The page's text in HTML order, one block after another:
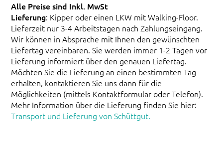
Alle Preise sind Inkl. MwSt
Lieferung: Kipper oder einen LKW mit Walking-Floor.
Lieferzeit nur 3-4 Arbeitstagen nach Zahlungseingang.
Wir können in Absprache mit Ihnen den gewünschten
Liefertag vereinbaren. Sie werden immer 1-2 Tagen vor
Lieferung informiert über den genauen Liefertag.
Möchten Sie die Lieferung an einen bestimmten Tag
erhalten, kontaktieren Sie uns dann für die
Möglichkeiten (mittels Kontaktformular oder Telefon).
Mehr Information über die Lieferung finden Sie hier:
Transport und Lieferung von Schüttgut.